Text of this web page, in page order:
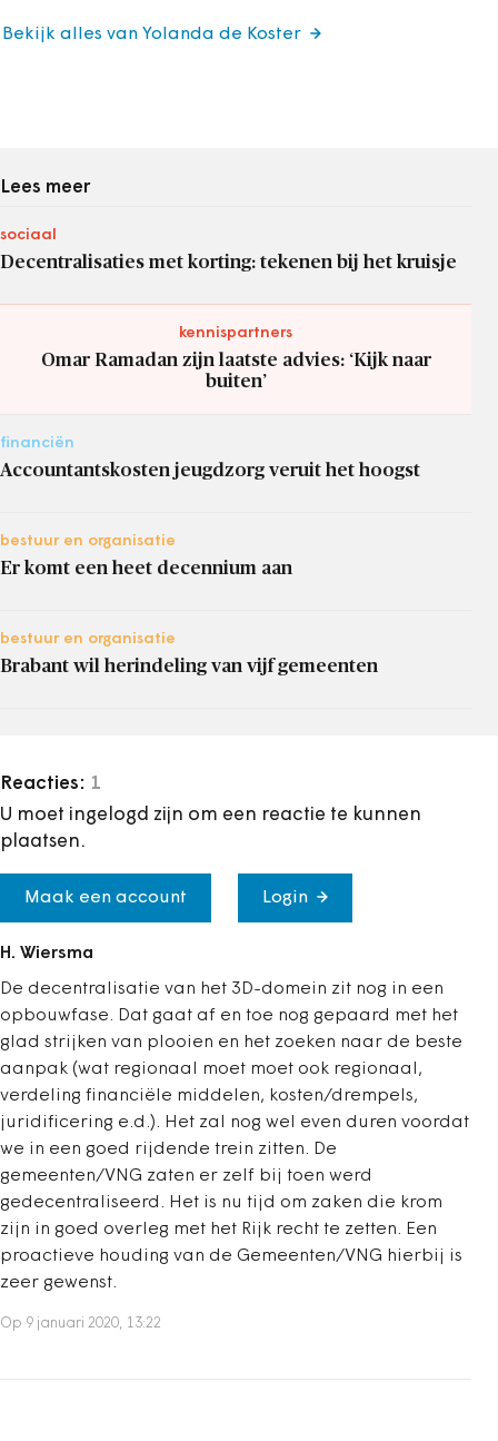
Bekijk alles van Yolanda de Koster
Lees meer
sociaal
Decentralisaties met korting: tekenen bij het kruisje
kennispartners
Omar Ramadan zijn laatste advies: ‘Kijk naar
buiten’
financiën
Accountantskosten jeugdzorg veruit het hoogst
bestuur en organisatie
Er komt een heet decennium aan
bestuur en organisatie
Brabant wil herindeling van vijf gemeenten
Reacties: 1
U moet ingelogd zijn om een reactie te kunnen
plaatsen.
Maak een account Login
H. Wiersma
De decentralisatie van het 3D-domein zit nog in een
opbouwfase. Dat gaat af en toe nog gepaard met het
glad strijken van plooien en het zoeken naar de beste
aanpak (wat regionaal moet moet ook regionaal,
verdeling financiële middelen, kosten/drempels,
juridificering e.d.). Het zal nog wel even duren voordat
we in een goed rijdende trein zitten. De
gemeenten/VNG zaten er zelf bij toen werd
gedecentraliseerd. Het is nu tijd om zaken die krom
zijn in goed overleg met het Rijk recht te zetten. Een
proactieve houding van de Gemeenten/VNG hierbij is
zeer gewenst.
Op 9 januari 2020, 13:22